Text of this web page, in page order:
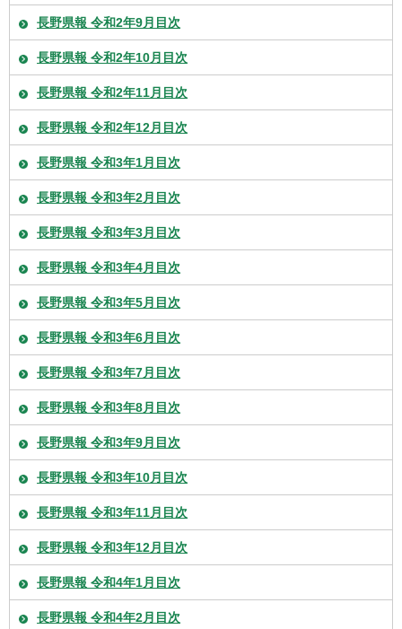
長野県報 令和2年9月目次
長野県報 令和2年10月目次
長野県報 令和2年11月目次
長野県報 令和2年12月目次
長野県報 令和3年1月目次
長野県報 令和3年2月目次
長野県報 令和3年3月目次
長野県報 令和3年4月目次
長野県報 令和3年5月目次
長野県報 令和3年6月目次
長野県報 令和3年7月目次
長野県報 令和3年8月目次
長野県報 令和3年9月目次
長野県報 令和3年10月目次
長野県報 令和3年11月目次
長野県報 令和3年12月目次
長野県報 令和4年1月目次
長野県報 令和4年2月目次